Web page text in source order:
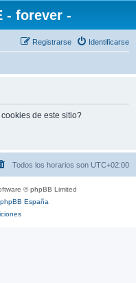
- forever -
Identificarse
Registrarse
de este sitio?
Todos los horarios son UTC+02:00
© phpBB Limited
phpBB España